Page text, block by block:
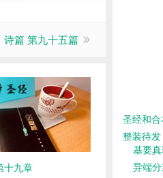
诗篇 第九十五篇
十九章
圣经和合
整装待发
基要
异端